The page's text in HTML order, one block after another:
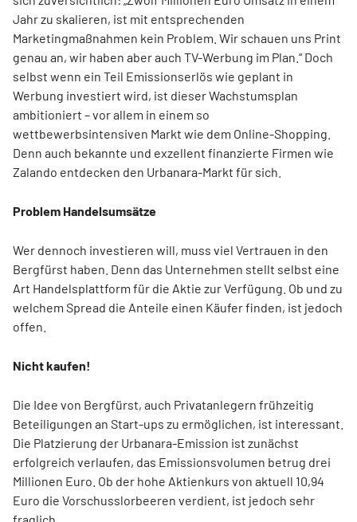
Jahr zu skalieren, ist mit entsprechenden
Marketingmaßnahmen kein Problem. Wir schauen uns Print
genau an, wir haben aber auch TV-Werbung im Plan.“ Doch
selbst wenn ein Teil Emissionserlös wie geplant in
Werbung investiert wird, ist dieser Wachstumsplan
ambitioniert – vor allem in einem so
wettbewerbsintensiven Markt wie dem Online-Shopping.
Denn auch bekannte und exzellent finanzierte Firmen wie
Zalando entdecken den Urbanara-Markt für sich.
Problem Handelsumsätze
Wer dennoch investieren will, muss viel Vertrauen in den
Bergfürst haben. Denn das Unternehmen stellt selbst eine
Art Handelsplattform für die Aktie zur Verfügung. Ob und zu
welchem Spread die Anteile einen Käufer finden, ist jedoch
offen.
Nicht kaufen!
Die Idee von Bergfürst, auch Privatanlegern frühzeitig
Beteiligungen an Start-ups zu ermöglichen, ist interessant.
Die Platzierung der Urbanara-Emission ist zunächst
erfolgreich verlaufen, das Emissionsvolumen betrug drei
Millionen Euro. Ob der hohe Aktienkurs von aktuell 10,94
Euro die Vorschusslorbeeren verdient, ist jedoch sehr